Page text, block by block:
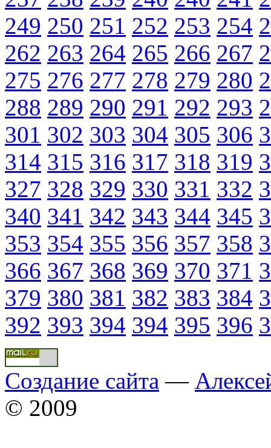
249 250 251 252 253 254
262 263 264 265 266 267
275 276 277 278 279 280
288 289 290 291 292 293
301 302 303 304 305 306
314 315 316 317 318 319
327 328 329 330 331 332
340 341 342 343 344 345
353 354 355 356 357 358
366 367 368 369 370 371
379 380 381 382 383 384
392 393 394 394 395 396
Создание сайта —
© 2009